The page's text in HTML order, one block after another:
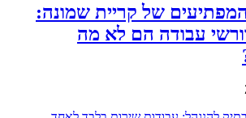
של קריית שמונה:
600 דורשי עבודה הם לא מה